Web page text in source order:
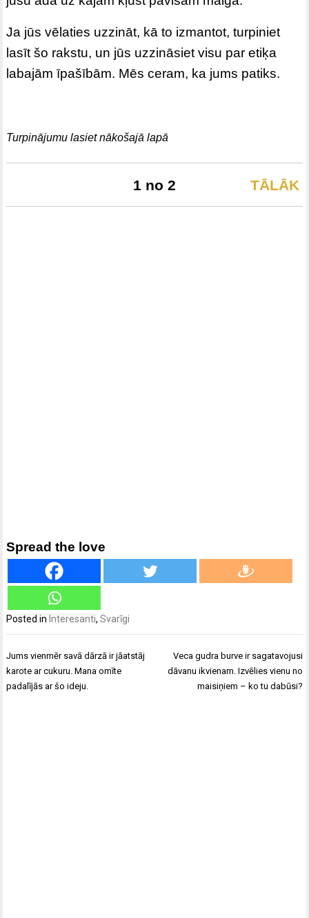
Ja jūs vēlaties uzzināt, kā to izmantot, turpiniet
lasīt šo rakstu, un jūs uzzināsiet visu par etiķa
labajām īpašībām. Mēs ceram, ka jums patiks.
Turpinājumu lasiet nākošajā lapā
TĀLĀK
1 no 2
Spread the love
Posted in Interesanti,Svarīgi
Ziņu
izvēlne
Jums vienmēr savā dārzā ir jāatstāj
karote ar cukuru. Mana omīte
padalījās ar šo ideju.
Veca gudra burve ir sagatavojusi
dāvanu ikvienam. Izvēlies vienu no
maisiņiem – ko tu dabūsi?